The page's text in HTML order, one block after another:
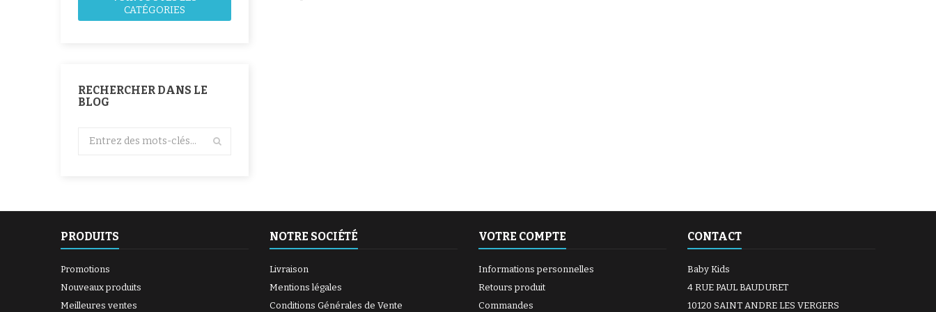
(27 avis)
CATÉGORIES
RECHERCHER DANS LE
BLOG
PRODUITS
Promotions
Nouveaux produits
Meilleures ventes
NOTRE SOCIÉTÉ
Livraison
Mentions légales
Conditions Générales de Vente
VOTRE COMPTE
Informations personnelles
Retours produit
Commandes
CONTACT
Baby Kids
4 RUE PAUL BAUDURET
10120 SAINT ANDRE LES VERGERS